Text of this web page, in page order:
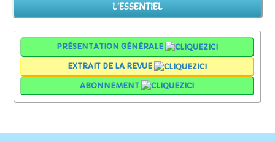
L'ESSENTIEL
PRÉSENTATION GÉNÉRALE
EXTRAIT DE LA REVUE
ABONNEMENT